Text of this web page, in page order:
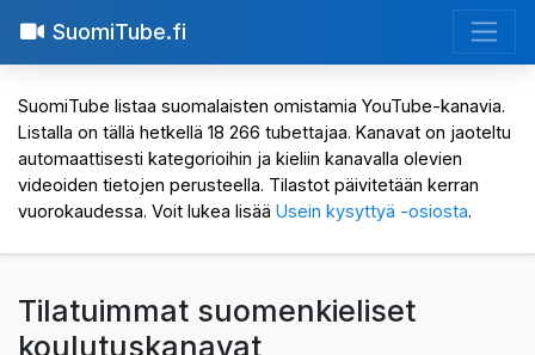
SuomiTube.fi
SuomiTube listaa suomalaisten omistamia YouTube-kanavia.
Listalla on tällä hetkellä 18 266 tubettajaa. Kanavat on jaoteltu
automaattisesti kategorioihin ja kieliin kanavalla olevien
videoiden tietojen perusteella. Tilastot päivitetään kerran
vuorokaudessa. Voit lukea lisää Usein kysyttyä -osiosta.
Tilatuimmat suomenkieliset
koulutuskanavat